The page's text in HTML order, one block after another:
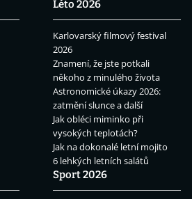
Léto 2026
Karlovarský filmový festival
2026
Znamení, že jste potkali
někoho z minulého života
Astronomické úkazy 2026:
zatmění slunce a další
Jak obléci miminko při
vysokých teplotách?
Jak na dokonalé letní mojito
6 lehkých letních salátů
Sport 2026